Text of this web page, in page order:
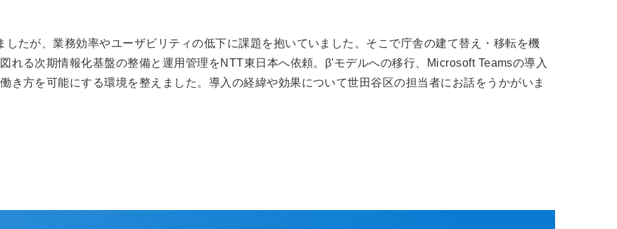
たが、業務効率やユーザビリティの低下に課題を抱いていました。そこで庁舎の建て替え・移転を機
れる次期情報化基盤の整備と運用管理をNTT東日本へ依頼。β'モデルへの移行、Microsoft Teamsの導入
き方を可能にする環境を整えました。導入の経緯や効果について世田谷区の担当者にお話をうかがいま